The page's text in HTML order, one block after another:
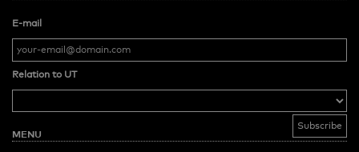
E-mail
Relation to UT
MENU